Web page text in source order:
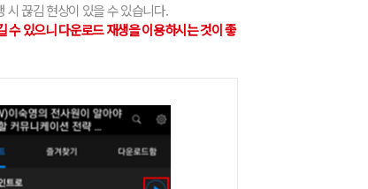
끊김 현상이 있을 수 있습니다.
있으니 다운로드 재생을 이용하시는 것이 좋